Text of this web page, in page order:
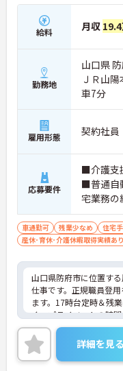
給料 月収
勤務地
山口県
ＪＲ山
車7分
雇用形態 契約社員
応募要件
■介護支
■普通自
宅業務
車通勤可 残業少なめ 住宅
産休･育休･介護休暇取得実績あり
山口県防府市に位置す
仕事です。正規職員登
ます。17時台定時＆残
く、プライベートの時
員登用後は昇給賞与・
ご興味のある方には、面
に詳細をお話しします
い！
詳細を見る